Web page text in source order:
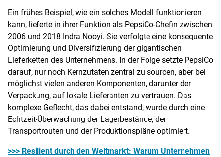
Ein frühes Beispiel, wie ein solches Modell funktionieren
kann, lieferte in ihrer Funktion als PepsiCo-Chefin zwischen
2006 und 2018 Indra Nooyi. Sie verfolgte eine konsequente
Optimierung und Diversifizierung der gigantischen
Lieferketten des Unternehmens. In der Folge setzte PepsiCo
darauf, nur noch Kernzutaten zentral zu sourcen, aber bei
möglichst vielen anderen Komponenten, darunter der
Verpackung, auf lokale Lieferanten zu vertrauen. Das
komplexe Geflecht, das dabei entstand, wurde durch eine
Echtzeit-Überwachung der Lagerbestände, der
Transportrouten und der Produktionspläne optimiert.
>>> Resilient durch den Weltmarkt: Warum Unternehmen